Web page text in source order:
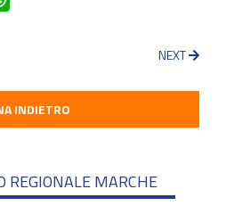
NEXT
INDIETRO
REGIONALE MARCHE